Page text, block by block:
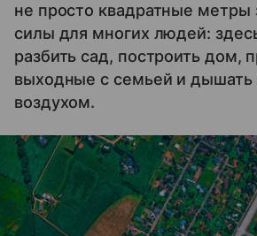
не просто квадратные метры
силы для многих людей:
разбить сад, построить дом,
выходные с семьей и
воздухом.